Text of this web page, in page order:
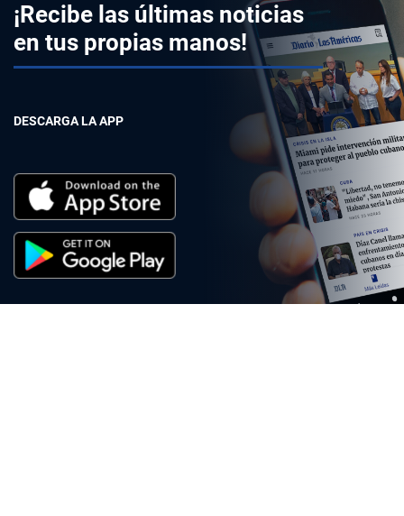
¡Recibe las últimas noticias
en tus propias manos!
DESCARGA LA APP